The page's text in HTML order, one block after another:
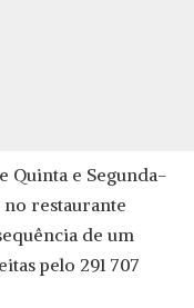
Quinta e Segunda-
no restaurante
de um
pelo 291 707